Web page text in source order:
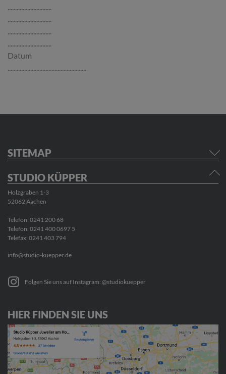
.............................
.............................
.............................
.............................
Datum
....................................................
SITEMAP
STUDIO KÜPPER
Holzgraben 1-3
52062 Aachen
Telefon: 0241 200 68
Telefon: 0241 400 0697 5
Telefax: 0241 403 794
info@studio-kuepper.de
Folgen Sie uns auf Instagram: @studiokuepper
HIER FINDEN SIE UNS